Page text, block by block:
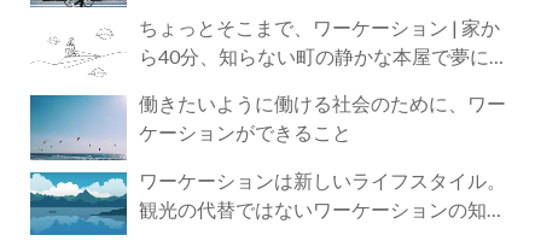
ちょっとそこまで、ワーケーション | 家か
ら40分、知らない町の静かな本屋で夢に近
働きたいように働ける社会のために、ワー
ケーションができること
ワーケーションは新しいライフスタイル。
観光の代替ではないワーケーションの知ら